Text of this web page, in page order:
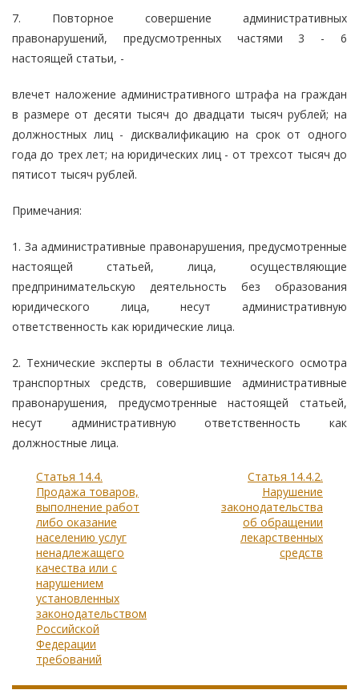
7. Повторное совершение административных
правонарушений, предусмотренных частями 3 - 6
настоящей статьи, -
влечет наложение административного штрафа на граждан
в размере от десяти тысяч до двадцати тысяч рублей; на
должностных лиц - дисквалификацию на срок от одного
года до трех лет; на юридических лиц - от трехсот тысяч до
пятисот тысяч рублей.
Примечания:
1. За административные правонарушения, предусмотренные
настоящей статьей, лица, осуществляющие
предпринимательскую деятельность без образования
юридического лица, несут административную
ответственность как юридические лица.
2. Технические эксперты в области технического осмотра
транспортных средств, совершившие административные
правонарушения, предусмотренные настоящей статьей,
несут административную ответственность как
должностные лица.
Статья 14.4.
Продажа товаров,
выполнение работ
либо оказание
населению услуг
ненадлежащего
качества или с
нарушением
установленных
законодательством
Российской
Федерации
требований
Статья 14.4.2.
Нарушение
законодательства
об обращении
лекарственных
средств